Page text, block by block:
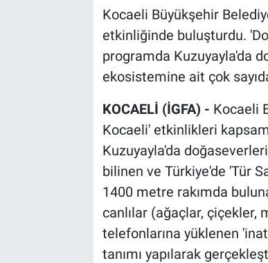
Kocaeli Büyükşehir
etkinliğinde buluşturdu.
programda Kuzuyayla'da
ekosistemine ait çok
KOCAELİ (İGFA) - Kocaeli
Kocaeli' etkinlikleri
Kuzuyayla'da
bilinen ve Türkiye'de 'Tür
1400 metre rakımda
canlılar (ağaçlar, çiçekler,
telefonlarına yüklenen
tanımı yapılarak